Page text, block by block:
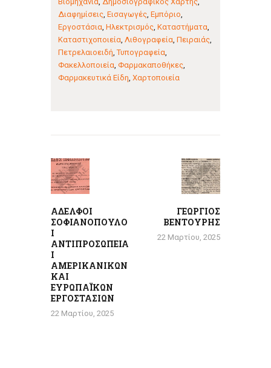
Διαφημίσεις, Εισαγωγές, Εμπόριο
Εργοστάσια Ηλεκτρισμός, Καταστήματα
Καταστιχοποιεία Λιθογραφεία Πειραιάς,
Πετρελαιοειδή ,Τυπογραφεία
Φακελλοποιεία Φαρμακαποθήκες,
Φαρμακευτικά Είδη Χαρτοποιεία
άρθρων
ΑΔΕΛΦΟΙ
ΣΟΦΙΑΝΟΠΟΥΛΟ
Ι
ΑΝΤΙΠΡΟΣΩΠΕΙΑ
Ι
ΑΜΕΡΙΚΑΝΙΚΩΝ
ΚΑΙ
ΕΥΡΩΠΑΪΚΩΝ
ΕΡΓΟΣΤΑΣΙΩΝ
22 Μαρτίου, 2025
ΓΕΩΡΓΙΟΣ
ΒΕΝΤΟΥΡΗΣ
22 Μαρτίου, 2025